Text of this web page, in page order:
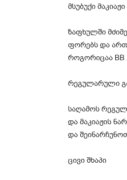
მსუბუქი მაკიაჟი
ზაფხულში
ფორებს და
როგორიცაა BB
რეგულარული
საღამოს
და მაკიაჟის
და
ცივი შხაპი